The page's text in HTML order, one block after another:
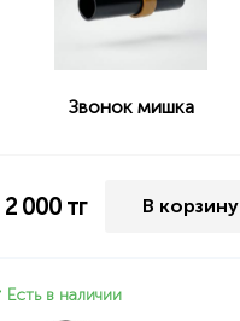
Звонок мишка
2 000тг В корзину
Есть в наличии